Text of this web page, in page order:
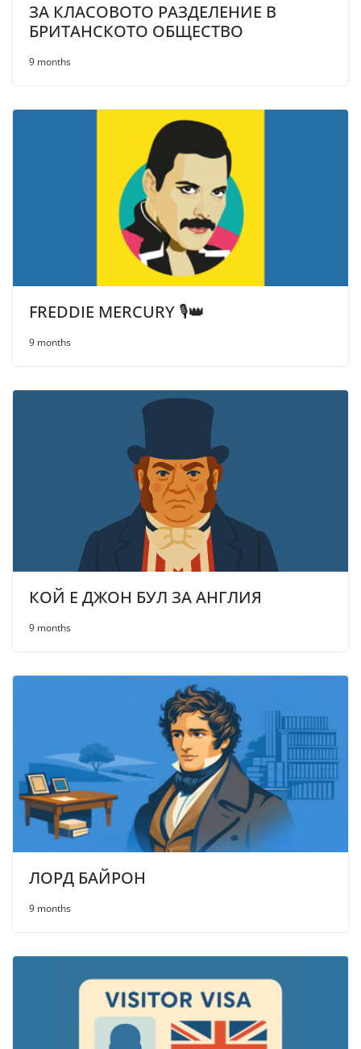
ЗА КЛАСОВОТО РАЗДЕЛЕНИЕ В
БРИТАНСКОТО ОБЩЕСТВО
9 months
FREDDIE MERCURY 🎙️👑
9 months
КОЙ Е ДЖОН БУЛ ЗА АНГЛИЯ
9 months
ЛОРД БАЙРОН
9 months